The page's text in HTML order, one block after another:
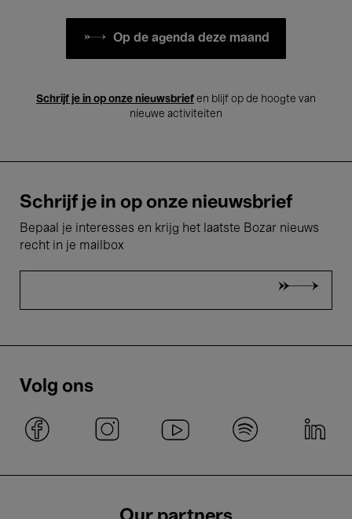
Op de agenda deze maand
Schrijf je in op onze nieuwsbrief en blijf op de hoogte van
nieuwe activiteiten
Schrijf je in op onze nieuwsbrief
Bepaal je interesses en krijg het laatste Bozar nieuws
recht in je mailbox
Volg ons